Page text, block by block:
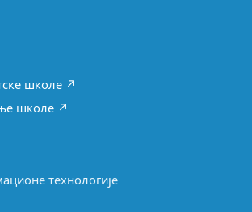
школе ↗
школе ↗
технологије